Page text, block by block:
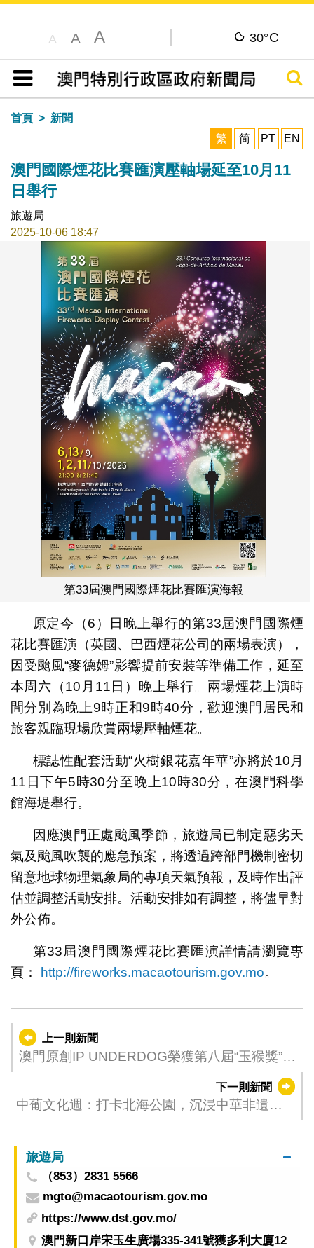
A A A 30°C
目錄
搜尋
首頁
新聞
繁
简 PT EN
澳門國際煙花比賽匯演壓軸場延至10月11
日舉行
旅遊局
2025-10-06 18:47
第33屆澳門國際煙花比賽匯演海報
原定今（6）日晚上舉行的第33屆澳門國際煙
花比賽匯演（英國、巴西煙花公司的兩場表演），
因受颱風“麥德姆”影響提前安裝等準備工作，延至
本周六（10月11日）晚上舉行。兩場煙花上演時
間分別為晚上9時正和9時40分，歡迎澳門居民和
旅客親臨現場欣賞兩場壓軸煙花。
標誌性配套活動“火樹銀花嘉年華”亦將於10月
11日下午5時30分至晚上10時30分，在澳門科學
館海堤舉行。
因應澳門正處颱風季節，旅遊局已制定惡劣天
氣及颱風吹襲的應急預案，將透過跨部門機制密切
留意地球物理氣象局的專項天氣預報，及時作出評
估並調整活動安排。活動安排如有調整，將儘早對
外公佈。
第33屆澳門國際煙花比賽匯演詳情請瀏覽專
頁： http://fireworks.macaotourism.gov.mo。
上一則新聞
澳門原創IP UNDERDOG榮獲第八屆“玉猴獎”雙
下一則新聞
中葡文化週：打卡北海公園，沉浸中華非遺之
旅遊局
（853）2831 5566
mgto@macaotourism.gov.mo
https://www.dst.gov.mo/
澳門新口岸宋玉生廣場335-341號獲多利大廈12